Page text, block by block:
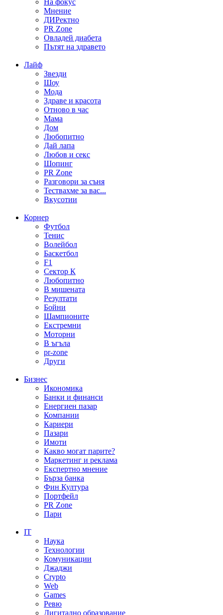
На фокус
Мнение
ДИРектно
PR Zone
Овладей диабета
Пътят на здравето
Лайф
Звезди
Шоу
Мода
Здраве и красота
Отново в час
Мама
Дом
Любопитно
Дай лапа
Любов и секс
Шопинг
PR Zone
Разговори за съня
Тествахме за вас...
Вкусотии
Корнер
Футбол
Тенис
Волейбол
Баскетбол
F1
Сектор К
Любопитно
В мишената
Резултати
Бойни
Шампионите
Екстремни
Моторни
В ъгъла
pr-zone
Други
Бизнес
Икономика
Банки и финанси
Енергиен пазар
Компании
Кариери
Пазари
Имоти
Какво могат парите?
Маркетинг и реклама
Експертно мнение
Бърза банка
Фин Култура
Портфейл
PR Zone
Пари
IT
Наука
Технологии
Комуникации
Джаджи
Crypto
Web
Games
Ревю
Дигитално образование